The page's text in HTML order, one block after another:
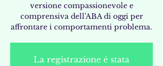
versione compassionevole e
comprensiva dell'ABA di oggi per
affrontare i comportamenti problema.
La registrazione è stata